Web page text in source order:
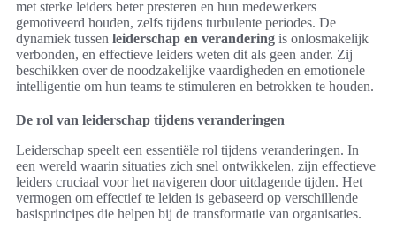
met sterke leiders beter presteren en hun medewerkers
gemotiveerd houden, zelfs tijdens turbulente periodes. De
dynamiek tussen leiderschap en verandering is onlosmakelijk
verbonden, en effectieve leiders weten dit als geen ander. Zij
beschikken over de noodzakelijke vaardigheden en emotionele
intelligentie om hun teams te stimuleren en betrokken te houden.
De rol van leiderschap tijdens veranderingen
Leiderschap speelt een essentiële rol tijdens veranderingen. In
een wereld waarin situaties zich snel ontwikkelen, zijn effectieve
leiders cruciaal voor het navigeren door uitdagende tijden. Het
vermogen om effectief te leiden is gebaseerd op verschillende
basisprincipes die helpen bij de transformatie van organisaties.